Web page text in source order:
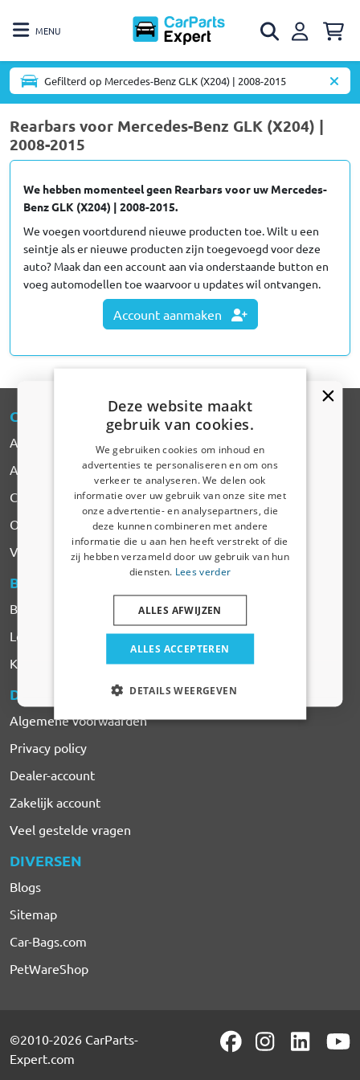
MENU
Gefilterd op Mercedes-Benz GLK (X204) | 2008-2015
Rearbars voor Mercedes-Benz GLK (X204) |
2008-2015
We hebben momenteel geen Rearbars voor uw Mercedes-
Benz GLK (X204) | 2008-2015.
We voegen voortdurend nieuwe producten toe. Wilt u een
seintje als er nieuwe producten zijn toegevoegd voor deze
auto? Maak dan een account aan via onderstaande button en
voeg automodellen toe waarvoor u updates wil ontvangen.
Account aanmaken
CARPARTS -EXPERT
Alle Producten
Automerken
Contact
Over CarParts-Expert
Vacatures
BESTELLEN
Betalen
Levering & Verzendkosten
Klachten & Retourneren
DIENSTEN & VOORWAARDEN
Algemene voorwaarden
Privacy policy
Dealer-account
Zakelijk account
Veel gestelde vragen
DIVERSEN
Blogs
Sitemap
Car-Bags.com
PetWareShop
©2010-2026 CarParts-
Expert.com
Deze website maakt
gebruik van cookies.
We gebruiken cookies om inhoud en
advertenties te personaliseren en om ons
verkeer te analyseren. We delen ook
informatie over uw gebruik van onze site met
onze advertentie- en analysepartners, die
deze kunnen combineren met andere
informatie die u aan hen heeft verstrekt of die
zij hebben verzameld door uw gebruik van hun
diensten. Lees verder
ALLES ACCEPTEREN
ALLES AFWIJZEN
DETAILS WEERGEVEN
Kortingscode van 5% ontvangen?
Vertel ons waar u voor winkelt om uw korting te
ontvangen. Ik winkel voor mijn:
Auto
Huisdier